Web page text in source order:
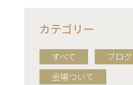
カテゴリー
すべて
ブログ
会場ついて